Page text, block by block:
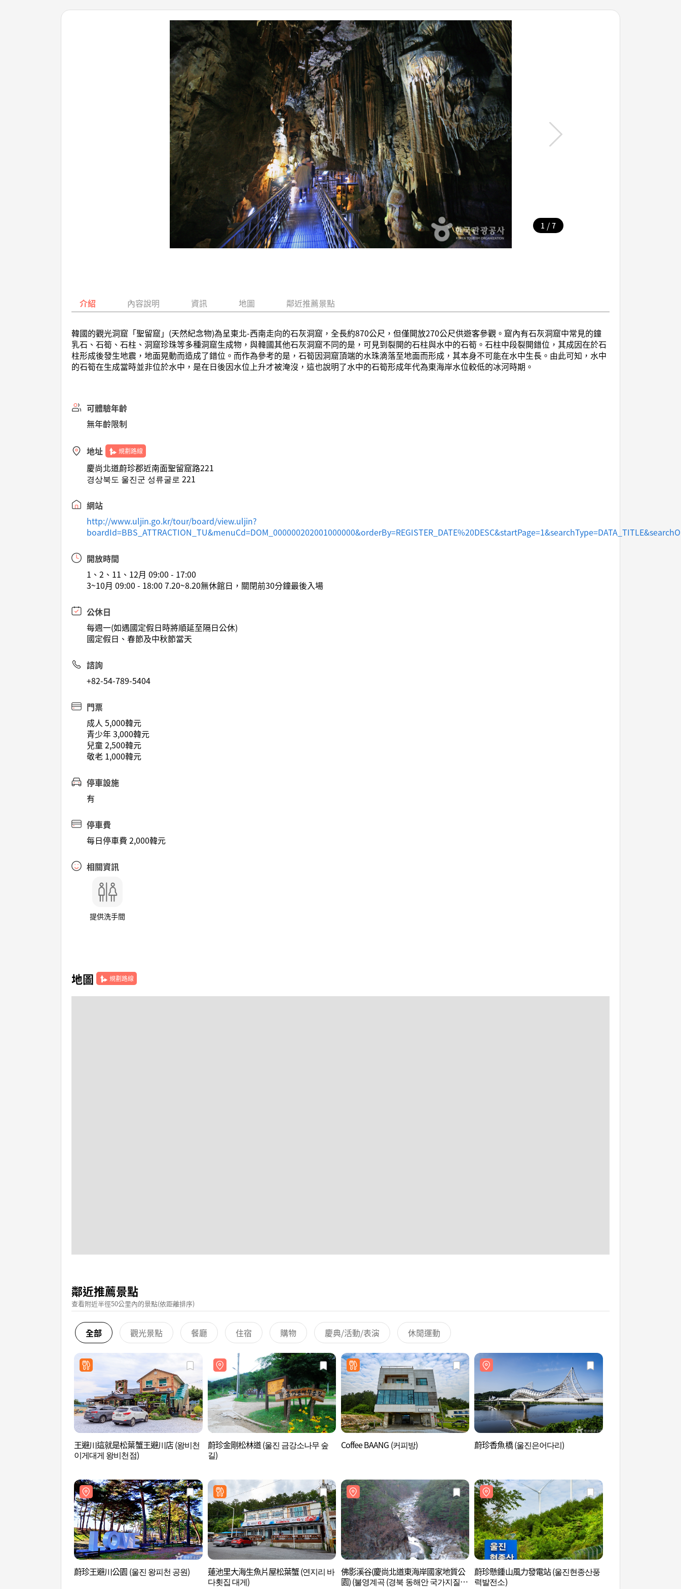
1 / 7
介紹 內容說明 資訊 地圖 鄰近推薦景點
韓國的觀光洞窟「聖留窟」(天然紀念物)為呈東北-西南走向的石灰洞窟，全長約870公尺，但僅開放270公尺供遊客參觀。窟內有石灰洞窟中常見的鐘
乳石、石筍、石柱、洞窟珍珠等多種洞窟生成物，與韓國其他石灰洞窟不同的是，可見到裂開的石柱與水中的石筍。石柱中段裂開錯位，其成因在於石
柱形成後發生地震，地面晃動而造成了錯位。而作為參考的是，石筍因洞窟頂端的水珠滴落至地面而形成，其本身不可能在水中生長。由此可知，水中
的石筍在生成當時並非位於水中，是在日後因水位上升才被淹沒，這也說明了水中的石筍形成年代為東海岸水位較低的冰河時期。
可體驗年齡
無年齡限制
地址 規劃路線
慶尚北道蔚珍郡近南面聖留窟路221
경상북도 울진군 성류굴로 221
網站
http://www.uljin.go.kr/tour/board/view.uljin?
開放時間
1、2、11、12月 09:00 - 17:00
3~10月 09:00 - 18:00 7.20~8.20無休館日，關閉前30分鐘最後入場
公休日
每週一(如遇國定假日時將順延至隔日公休)
國定假日、春節及中秋節當天
諮詢
+82-54-789-5404
門票
成人 5,000韓元
青少年 3,000韓元
兒童 2,500韓元
敬老 1,000韓元
停車設施
有
停車費
每日停車費 2,000韓元
相關資訊
提供洗手間
地圖 規劃路線
鄰近推薦景點
查看附近半徑50公里內的景點(依距離排序)
全部 觀光景點 餐廳 住宿 購物 慶典/活動/表演 休閒運動
王避川這就是松葉蟹王避川店 (왕비천
이게대게 왕비천점)
蔚珍金剛松林道 (울진 금강소나무 숲
길)
Coffee BAANG (커피방) 蔚珍香魚橋 (울진은어다리)
蔚珍王避川公園 (울진 왕피천 공원)
蓮池里大海生魚片屋松葉蟹 (연지리 바
다횟집 대게)
佛影溪谷(慶尚北道東海岸國家地質公
園) (불영계곡 (경북 동해안 국가지질공
蔚珍懸鍾山風力發電站 (울진현종산풍
력발전소)